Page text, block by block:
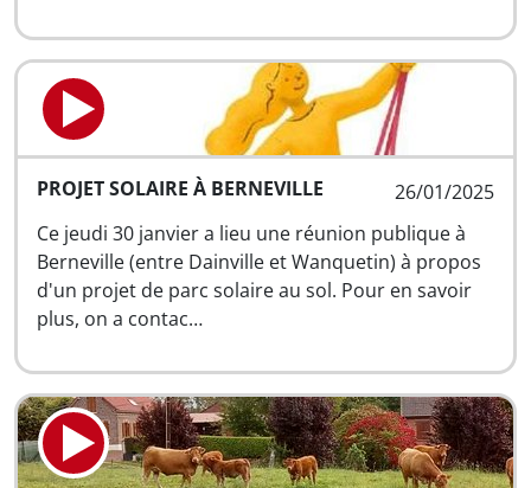
26/01/2025
PROJET SOLAIRE À BERNEVILLE
Ce jeudi 30 janvier a lieu une réunion publique à
Berneville (entre Dainville et Wanquetin) à propos
d'un projet de parc solaire au sol. Pour en savoir
plus, on a contac…